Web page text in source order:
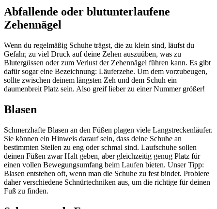
Abfallende oder blutunterlaufene
Zehennägel
Wenn du regelmäßig Schuhe trägst, die zu klein sind, läufst du
Gefahr, zu viel Druck auf deine Zehen auszuüben, was zu
Blutergüssen oder zum Verlust der Zehennägel führen kann. Es gibt
dafür sogar eine Bezeichnung: Läuferzehe. Um dem vorzubeugen,
sollte zwischen deinem längsten Zeh und dem Schuh ein
daumenbreit Platz sein. Also greif lieber zu einer Nummer größer!
Blasen
Schmerzhafte Blasen an den Füßen plagen viele Langstreckenläufer.
Sie können ein Hinweis darauf sein, dass deine Schuhe an
bestimmten Stellen zu eng oder schmal sind. Laufschuhe sollen
deinen Füßen zwar Halt geben, aber gleichzeitig genug Platz für
einen vollen Bewegungsumfang beim Laufen bieten. Unser Tipp:
Blasen entstehen oft, wenn man die Schuhe zu fest bindet. Probiere
daher verschiedene Schnürtechniken aus, um die richtige für deinen
Fuß zu finden.